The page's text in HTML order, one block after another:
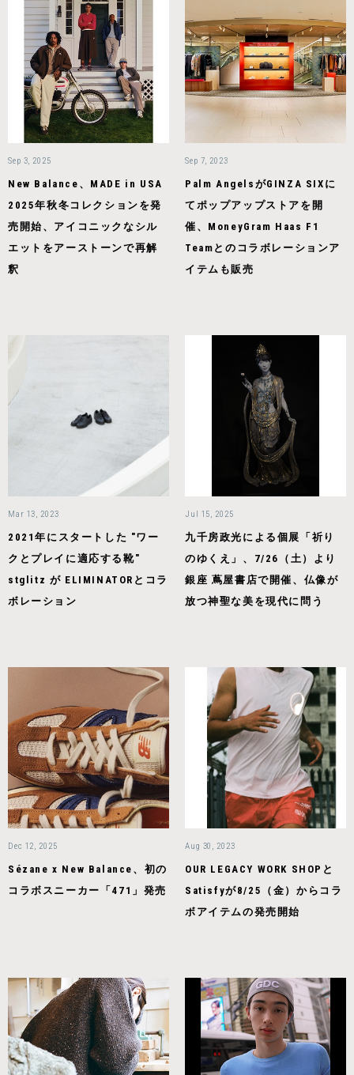
Sep 3, 2025
New Balance、MADE in USA
2025年秋冬コレクションを発
売開始、アイコニックなシル
エットをアーストーンで再解
釈
Sep 7, 2023
Palm AngelsがGINZA SIXに
てポップアップストアを開
催、MoneyGram Haas F1
Teamとのコラボレーションア
イテムも販売
Mar 13, 2023
2021年にスタートした "ワー
クとプレイに適応する靴"
stglitz が ELIMINATORとコラ
ボレーション
Jul 15, 2025
九千房政光による個展「祈り
のゆくえ」、7/26（土）より
銀座 蔦屋書店で開催、仏像が
放つ神聖な美を現代に問う
Dec 12, 2025
Sézane x New Balance、初の
コラボスニーカー「471」発売
Aug 30, 2023
OUR LEGACY WORK SHOPと
Satisfyが8/25（金）からコラ
ボアイテムの発売開始